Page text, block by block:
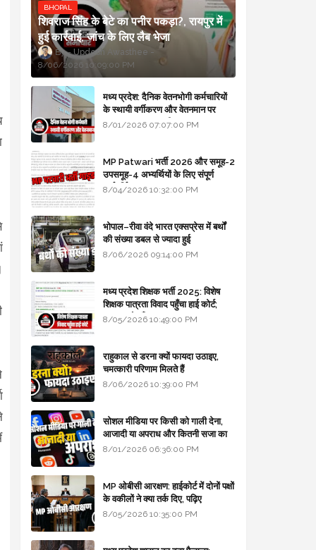
BHOPAL
शिवराज सिंह के बेटे का पनीर पकड़ा?, रायपुर में
हुई कार्रवाई, जांच के लिए लैब भेजा
Updesh Awasthee
8/06/2026 10:09:00 PM
मध्य प्रदेश: दैनिक वेतनभोगी कर्मचारियों
के स्थायी वर्गीकरण और वेतनमान पर
सरकार का बड़ा स्पष्टीकरण
8/01/2026 07:07:00 PM
MP Patwari भर्ती 2026 और समूह-2
उपसमूह-4 अभ्यर्थियों के लिए संपूर्ण
मार्गदर्शिका
8/04/2026 10:32:00 PM
भोपाल–रीवा वंदे भारत एक्सप्रेस में बर्थों
की संख्या डबल से ज्यादा हुई
8/06/2026 09:14:00 PM
मध्य प्रदेश शिक्षक भर्ती 2025: विशेष
शिक्षक पात्रता विवाद पहुँचा हाई कोर्ट;
सरकार से माँगा जवाब
8/05/2026 10:49:00 PM
राहुकाल से डरना क्यों फायदा उठाइए,
चमत्कारी परिणाम मिलते हैं
8/06/2026 10:39:00 PM
सोशल मीडिया पर किसी को गाली देना,
आजादी या अपराध और कितनी सजा का
प्रावधान - free legal advice
8/01/2026 06:36:00 PM
MP ओबीसी आरक्षण: हाईकोर्ट में दोनों पक्षों
के वकीलों ने क्या तर्क दिए, पढ़िए
8/05/2026 10:35:00 PM